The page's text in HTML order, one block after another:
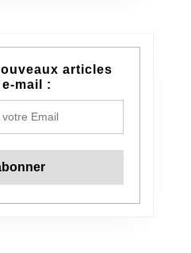
articles
mail :